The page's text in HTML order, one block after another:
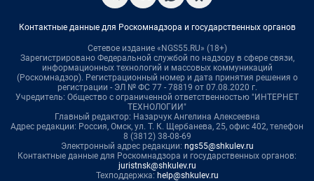
Контактные данные для Роскомнадзора и государственных органов
Сетевое издание «NGS55.RU» (18+)
Зарегистрировано Федеральной службой по надзору в сфере связи,
информационных технологий и массовых коммуникаций
(Роскомнадзор). Регистрационный номер и дата принятия решения о
регистрации - ЭЛ № ФС 77 - 78819 от 07.08.2020 г.
Учредитель: Общество с ограниченной ответственностью "ИНТЕРНЕТ
ТЕХНОЛОГИИ"
Главный редактор: Назарчук Ангелина Алексеевна
Адрес редакции: Россия, Омск, ул. Т. К. Щербанева, 25, офис 402, телефон
8 (3812) 38-08-69
Электронный адрес редакции: ngs55@shkulev.ru
Контактные данные для Роскомнадзора и государственных органов:
juristnsk@shkulev.ru
Техподдержка: help@shkulev.ru